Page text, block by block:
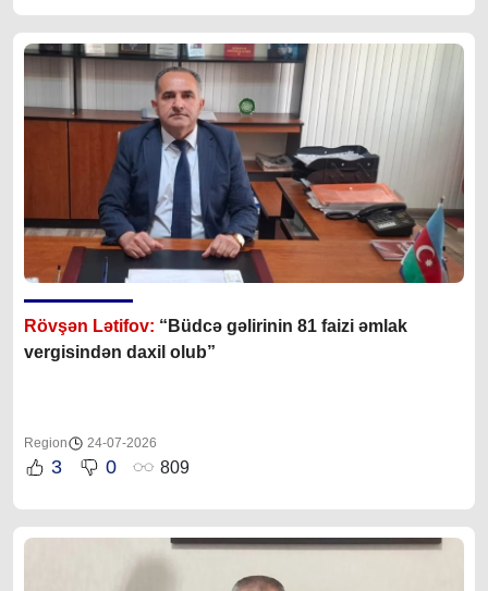
Rövşən Lətifov: “Büdcə gəlirinin 81 faizi əmlak
vergisindən daxil olub”
Region 24-07-2026
3 0 809